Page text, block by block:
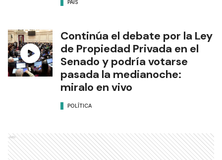
PAÍS
Continúa el debate por la Ley
de Propiedad Privada en el
Senado y podría votarse
pasada la medianoche:
miralo en vivo
POLÍTICA
Ads